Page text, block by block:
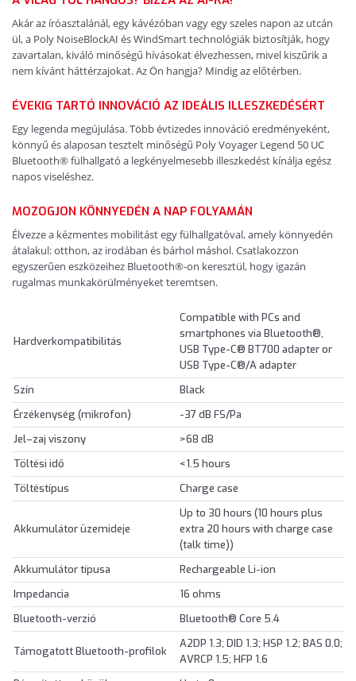
Akár az íróasztalánál, egy kávézóban vagy egy szeles napon az utcán
ül, a Poly NoiseBlockAI és WindSmart technológiák biztosítják, hogy
zavartalan, kiváló minőségű hívásokat élvezhessen, mivel kiszűrik a
nem kívánt háttérzajokat. Az Ön hangja? Mindig az előtérben.
ÉVEKIG TARTÓ INNOVÁCIÓ AZ IDEÁLIS ILLESZKEDÉSÉRT
Egy legenda megújulása. Több évtizedes innováció eredményeként,
könnyű és alaposan tesztelt minőségű Poly Voyager Legend 50 UC
Bluetooth® fülhallgató a legkényelmesebb illeszkedést kínálja egész
napos viseléshez.
MOZOGJON KÖNNYEDÉN A NAP FOLYAMÁN
Élvezze a kézmentes mobilitást egy fülhallgatóval, amely könnyedén
átalakul: otthon, az irodában és bárhol máshol. Csatlakozzon
egyszerűen eszközeihez Bluetooth®-on keresztül, hogy igazán
rugalmas munkakörülményeket teremtsen.
Hardverkompatibilitás
Compatible with PCs and
smartphones via Bluetooth®,
USB Type-C® BT700 adapter or
USB Type-C®/A adapter
Szín
Black
Érzékenység (mikrofon)
-37 dB FS/Pa
Jel–zaj viszony
>68 dB
Töltési idő
<1.5 hours
Töltéstípus
Charge case
Akkumulátor üzemideje
Up to 30 hours (10 hours plus
extra 20 hours with charge case
(talk time))
Akkumulátor típusa
Rechargeable Li-ion
Impedancia
16 ohms
Bluetooth-verzió
Bluetooth® Core 5.4
Támogatott Bluetooth-profilok
A2DP 1.3; DID 1.3; HSP 1.2; BAS 0.0;
AVRCP 1.5; HFP 1.6